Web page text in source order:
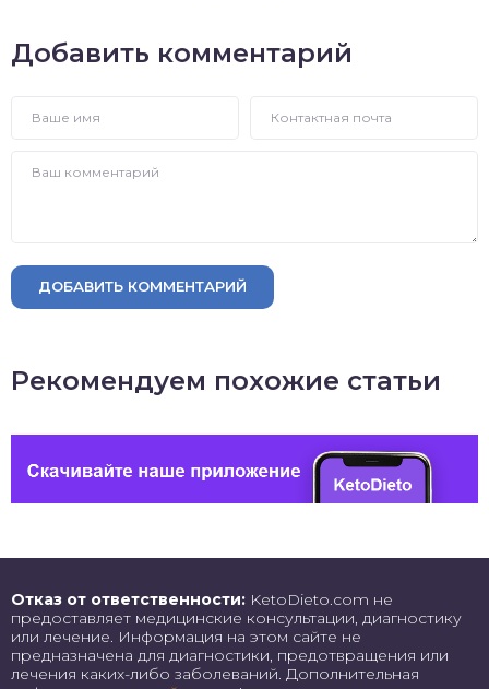
Добавить комментарий
ДОБАВИТЬ КОММЕНТАРИЙ
Рекомендуем похожие статьи
Отказ от ответственности: KetoDieto.com не
предоставляет медицинские консультации, диагностику
или лечение. Информация на этом сайте не
предназначена для диагностики, предотвращения или
лечения каких-либо заболеваний. Дополнительная